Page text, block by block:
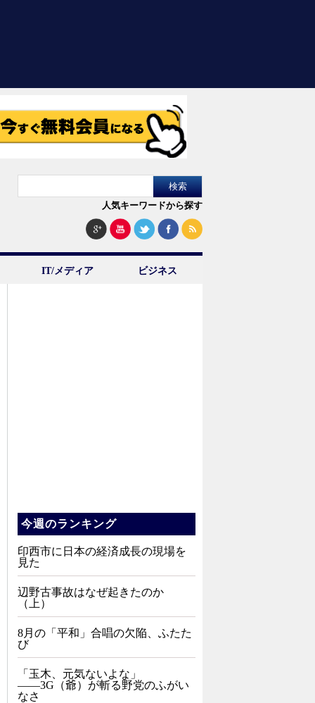
人気キーワードから探す
IT/メディア ビジネス
今週のランキング
印西市に日本の経済成長の現場を
見た
辺野古事故はなぜ起きたのか
（上）
8月の「平和」合唱の欠陥、ふたた
び
「玉木、元気ないよな」
――3G（爺）が斬る野党のふがい
なさ